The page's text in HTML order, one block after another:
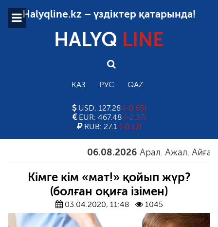
Halyqline.kz – үздіктер қатарында!
HALYQ LINE
ҚАЗ РУС QAZ
USD: 127.28 (-0.65)
EUR: 467.48 (-2.37)
RUB: 27.1 (-0.17)
06.08.2026 Арал. Ажал. Айғақ
Кімге кім «мат!» қойып жүр?
(болған оқиға ізімен)
03.04.2020, 11:48 1045